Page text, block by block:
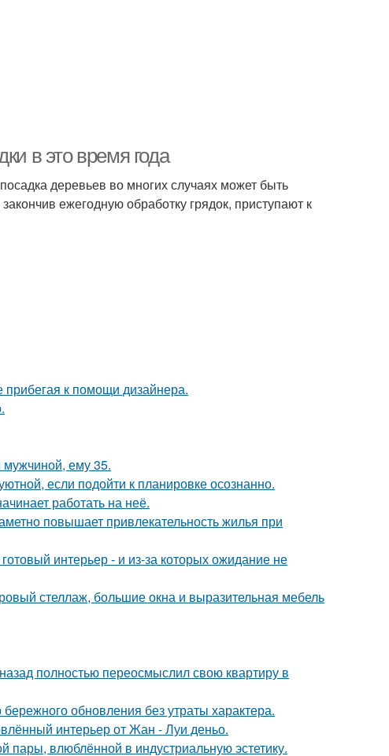
в это время года
деревьев во многих случаях может быть
ежегодную обработку грядок, приступают к
к помощи дизайнера.
мужчиной, ему 35.
если подойти к планировке осознанно.
работать на неё.
повышает привлекательность жилья при
интерьер - и из-за которых ожидание не
стеллаж, большие окна и выразительная мебель
полностью переосмыслил свою квартиру в
обновления без утраты характера.
интерьер от Жан - Луи деньо.
влюблённой в индустриальную эстетику.